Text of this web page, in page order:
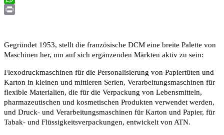
WhatsApp
Gegründet 1953, stellt die französische DCM eine breite Palette von
Maschinen her, um auf sich ergänzenden Märkten aktiv zu sein:
Flexodruckmaschinen für die Personalisierung von Papiertüten und
Karton in kleinen und mittleren Serien, Verarbeitungsmaschinen für
flexible Materialien, die für die Verpackung von Lebensmitteln,
pharmazeutischen und kosmetischen Produkten verwendet werden,
und Druck- und Verarbeitungsmaschinen für Karton und Papier, für
Tabak- und Flüssigkeitsverpackungen, entwickelt von ATN.